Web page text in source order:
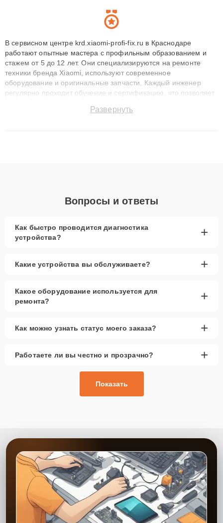
В сервисном центре krd.xiaomi-profi-fix.ru в Краснодаре
работают опытные мастера с профильным образованием и
стажем от 5 до 12 лет. Они специализируются на ремонте
техники бренда Xiaomi, используют современное
оборудование и оригинальные запчасти. Каждый инженер
регулярно проходит обучение и сертификацию, что позволяет
технику с сохранением гарантии до 3 лет. Наши мастера
Развернуть
Вопросы и ответы
Как быстро проводится диагностика
устройства?
+
Какие устройства вы обслуживаете? +
Какое оборудование используется для
ремонта?
+
Как можно узнать статус моего заказа? +
Работаете ли вы честно и прозрачно? +
Показать